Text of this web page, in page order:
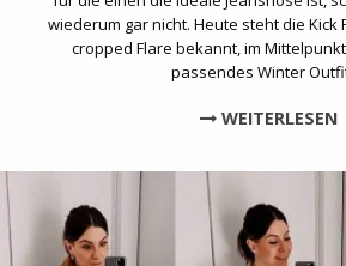
wiederum gar nicht. Heute steht die Kick
cropped Flare bekannt, im
passendes Winter
WEITERLESEN